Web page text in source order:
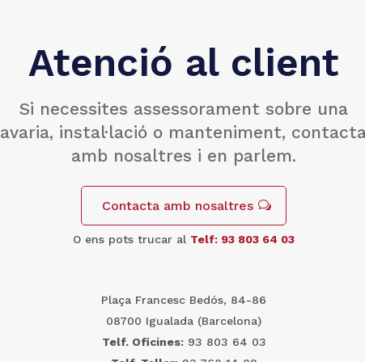
Atenció al client
Si necessites assessorament sobre una
avaria, instal·lació o manteniment,
amb nosaltres i en parlem.
Contacta amb nosaltres
O ens pots trucar al Telf: 93 803 64 03
Plaça Francesc Bedós, 84-86
08700 Igualada (Barcelona)
Telf. Oficines:93 803 64 03